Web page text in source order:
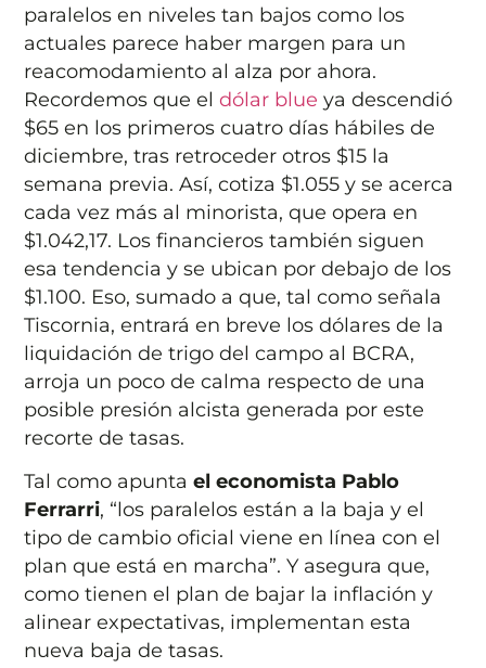
paralelos en niveles tan bajos como los
actuales parece haber margen para un
reacomodamiento al alza por ahora.
Recordemos que eldólar blue ya descendió
$65 en los primeros cuatro días hábiles de
diciembre, tras retroceder otros $15 la
semana previa. Así, cotiza $1.055 y se acerca
cada vez más al minorista, que opera en
$1.042,17. Los financieros también siguen
esa tendencia y se ubican por debajo de los
$1.100. Eso, sumado a que, tal como señala
Tiscornia, entrará en breve los dólares de la
liquidación de trigo del campo al BCRA,
arroja un poco de calma respecto de una
posible presión alcista generada por este
recorte de tasas.
Tal como apunta el economista Pablo
Ferrarri, “los paralelos están a la baja y el
tipo de cambio oficial viene en línea con el
plan que está en marcha”. Y asegura que,
como tienen el plan de bajar la inflación y
alinear expectativas, implementan esta
nueva baja de tasas.